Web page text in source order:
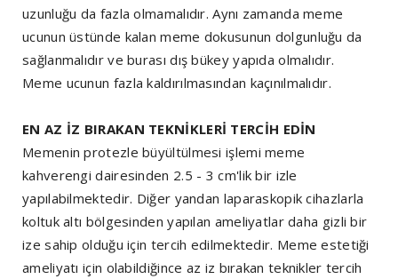
uzunluğu da fazla olmamalıdır. Aynı zamanda meme
ucunun üstünde kalan meme dokusunun dolgunluğu da
sağlanmalıdır ve burası dış bükey yapıda olmalıdır.
Meme ucunun fazla kaldırılmasından kaçınılmalıdır.
EN AZ İZ BIRAKAN TEKNİKLERİ TERCİH EDİN
Memenin protezle büyültülmesi işlemi meme
kahverengi dairesinden 2.5 - 3 cm'lik bir izle
yapılabilmektedir. Diğer yandan laparaskopik cihazlarla
koltuk altı bölgesinden yapılan ameliyatlar daha gizli bir
ize sahip olduğu için tercih edilmektedir. Meme estetiği
ameliyatı için olabildiğince az iz bırakan teknikler tercih